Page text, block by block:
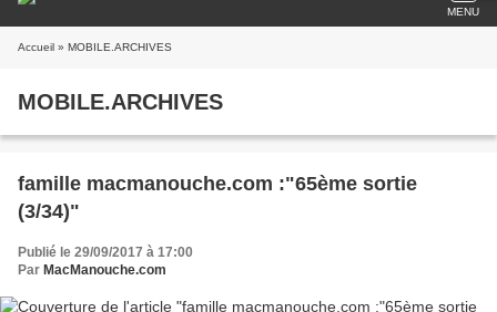
MENU
Accueil » MOBILE.ARCHIVES
MOBILE.ARCHIVES
famille macmanouche.com :"65ème sortie
(3/34)"
Publié le 29/09/2017 à 17:00
Par MacManouche.com